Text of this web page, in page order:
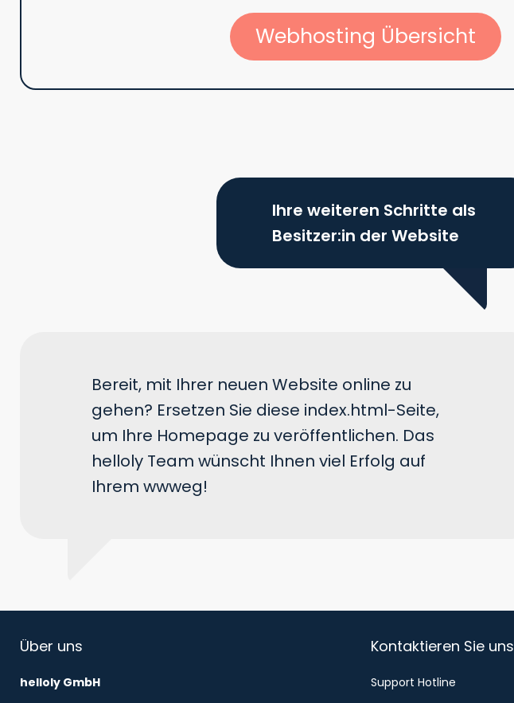
Webhosting Übersicht
Ihre weiteren Schritte als
Besitzer:in der Website
Bereit, mit Ihrer neuen Website online zu
gehen? Ersetzen Sie diese index.html-Seite,
um Ihre Homepage zu veröffentlichen. Das
helloly Team wünscht Ihnen viel Erfolg auf
Ihrem wwweg!
Über uns
helloly GmbH
Kontaktieren Sie uns
Support Hotline